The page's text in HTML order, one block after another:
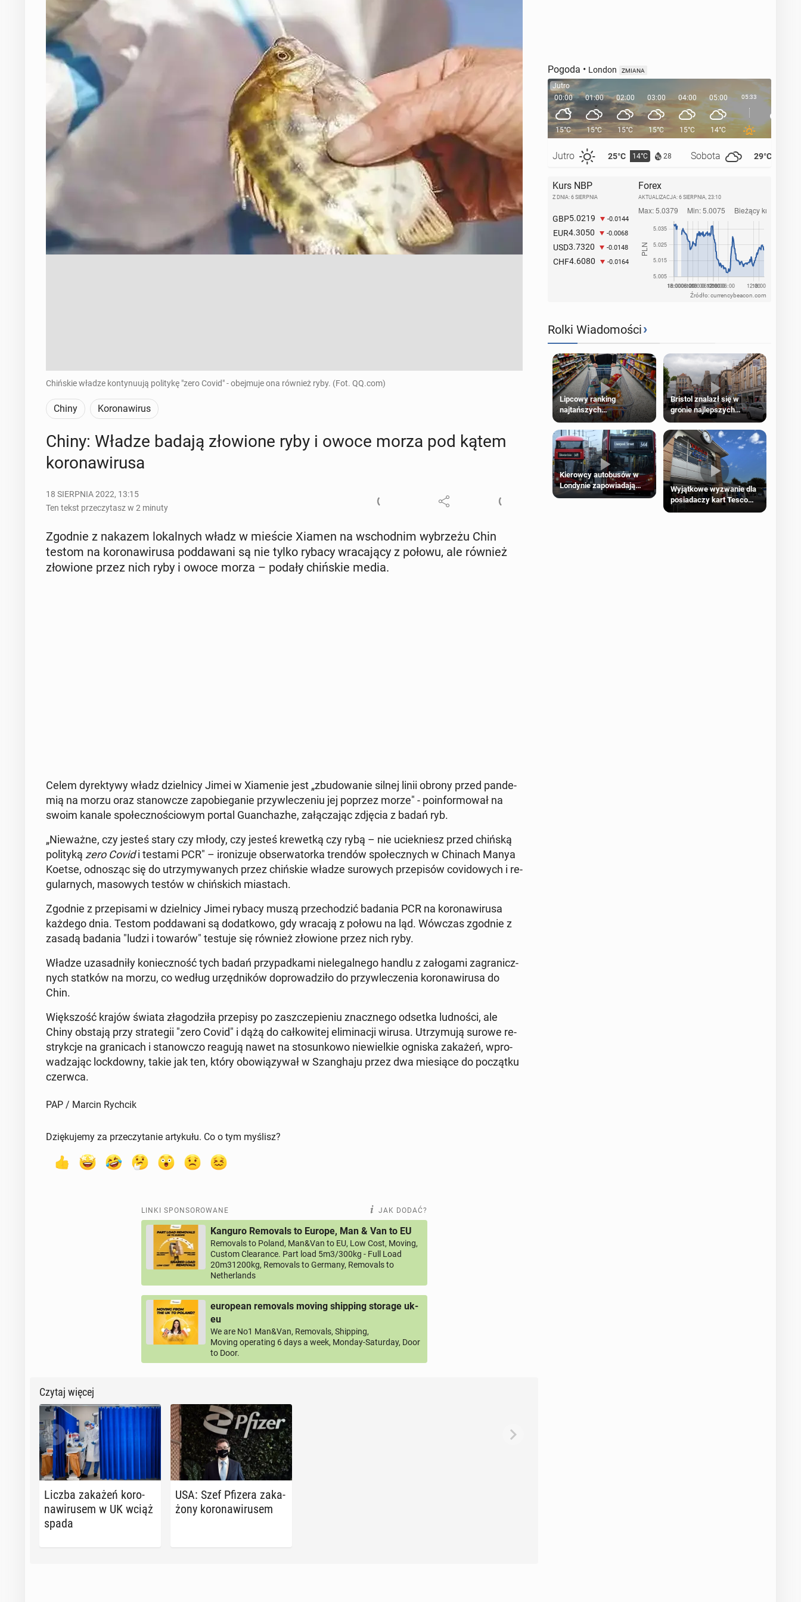
Chińskie władze kontynuują politykę "zero Covid" - obejmuje ona również ryby. (Fot. QQ.com)
Chiny Koronawirus
Chiny: Władze badają zło­wio­ne ryby i owoce morza pod kątem
ko­ro­na­wi­ru­sa
18 SIERPNIA 2022, 13:15
Ten tekst przeczytasz w 2 minuty
Zgodnie z nakazem lo­kal­nych władz w mieście Xiamen na wschod­nim wy­brze­żu Chin
testom na ko­ro­na­wi­ru­sa pod­da­wa­ni są nie tylko rybacy wra­ca­ją­cy z połowu, ale również
zło­wio­ne przez nich ryby i owoce morza – podały chiń­skie media.
Celem dy­rek­ty­wy władz dziel­ni­cy Jimei w Xia­me­nie jest „zbu­do­wa­nie silnej linii obrony przed pan­de­
mią na morzu oraz sta­now­cze za­po­bie­ga­nie przy­wle­cze­niu jej poprzez morze" - po­in­for­mo­wał na
swoim kanale spo­łecz­no­ścio­wym portal Gu­an­cha­zhe, za­łą­cza­jąc zdjęcia z badań ryb.
„Nie­waż­ne, czy jesteś stary czy młody, czy jesteś kre­wet­ką czy rybą – nie uciek­niesz przed chińską
po­li­ty­ką zero Covidi testami PCR" – iro­ni­zu­je ob­ser­wa­tor­ka trendów spo­łecz­nych w Chinach Manya
Koetse, od­no­sząc się do utrzy­my­wa­nych przez chiń­skie władze su­ro­wych prze­pi­sów co­vi­do­wych i re­
gu­lar­nych, ma­so­wych testów w chiń­skich mia­stach.
Zgodnie z prze­pi­sa­mi w dziel­ni­cy Jimei rybacy muszą prze­cho­dzić badania PCR na ko­ro­na­wi­ru­sa
każdego dnia. Testom pod­da­wa­ni są do­dat­ko­wo, gdy wracają z połowu na ląd. Wówczas zgodnie z
zasadą badania "ludzi i towarów" testuje się również zło­wio­ne przez nich ryby.
Władze uza­sad­ni­ły ko­niecz­ność tych badań przy­pad­ka­mi nie­le­gal­ne­go handlu z za­ło­ga­mi za­gra­nicz­
nych statków na morzu, co według urzęd­ni­ków do­pro­wa­dzi­ło do przy­wle­cze­nia ko­ro­na­wi­ru­sa do
Chin.
Więk­szość krajów świata zła­go­dzi­ła prze­pi­sy po za­szcze­pie­niu znacz­ne­go odsetka lud­no­ści, ale
Chiny obstają przy stra­te­gii "zero Covid" i dążą do cał­ko­wi­tej eli­mi­na­cji wirusa. Utrzy­mu­ją surowe re­
stryk­cje na gra­ni­cach i sta­now­czo reagują nawet na sto­sun­ko­wo nie­wiel­kie ogniska zakażeń, wpro­
wa­dza­jąc lock­dow­ny, takie jak ten, który obo­wią­zy­wał w Szan­gha­ju przez dwa mie­sią­ce do po­cząt­ku
czerwca.
PAP / Marcin Rychcik
Dziękujemy za przeczytanie artykułu. Co o tym myślisz?
LINKI SPONSOROWANE JAK DODAĆ?
Kanguro Removals to Europe, Man & Van to EU
Removals to Poland, Man&Van to EU, Low Cost, Moving,
Custom Clearance. Part load 5m3/300kg - Full Load
20m31200kg, Removals to Germany, Removals to
Netherlands
european removals moving shipping storage uk-
eu
We are No1 Man&Van, Removals, Shipping,
Moving operating 6 days a week, Monday-Saturday, Door
to Door.
Czytaj więcej
Liczba zakażeń ko­ro­
na­wi­ru­sem w UK wciąż
spada
USA: Szef Pfizera za­ka­
żo­ny ko­ro­na­wi­ru­sem
Pogoda • London ZMIANA
Jutro
00:00
15°C
Jutro 25°C 14°C 28 Sobota 29°C
01:00
15°C
02:00
15°C
03:00
15°C
04:00
15°C
05:00
14°C
05:33 06:00
Kurs NBP
Z DNIA: 6 SIERPNIA
GBP5.0219 -0.0144
EUR4.3050 -0.0068
USD3.7320 -0.0148
CHF4.6080 -0.0164
Forex
AKTUALIZACJA: 6 SIERPNIA, 23:10
Źródło: currencybeacon.com
Rolki Wiadomości›
Lipcowy ranking
najtańszych
supermarketów
Bristol znalazł się w
gronie najlepszych
kierunków podróży na
świecie
Kierowcy autobusów w
Londynie zapowiadają
strajki
Wyjątkowe wyzwanie dla
posiadaczy kart Tesco
Clubcard!